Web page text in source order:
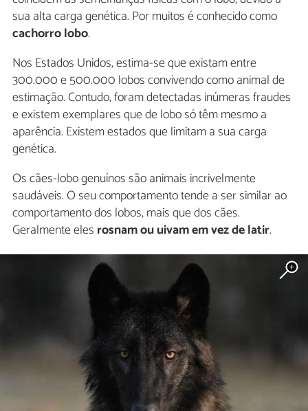
sua alta carga genética. Por muitos é conhecido como
cachorro lobo.
Nos Estados Unidos, estima-se que existam entre
300.000 e 500.000 lobos convivendo como animal de
estimação. Contudo, foram detectadas inúmeras fraudes
e existem exemplares que de lobo só têm mesmo a
aparência. Existem estados que limitam a sua carga
genética.
Os cães-lobo genuínos são animais incrivelmente
saudáveis. O seu comportamento tende a ser similar ao
comportamento dos lobos, mais que dos cães.
Geralmente eles rosnam ou uivam em vez de latir.